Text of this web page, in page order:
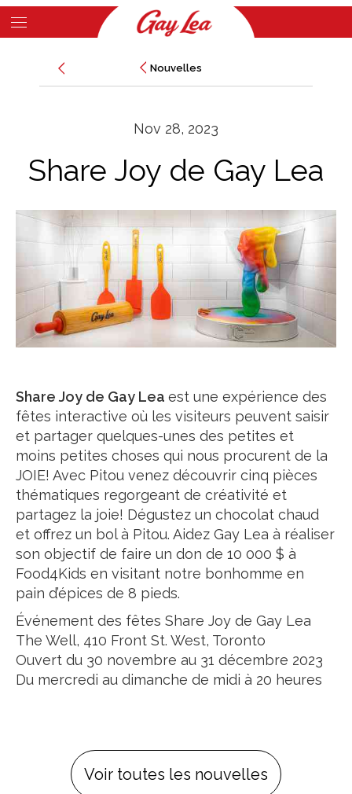
Skip
to
Nouvelles
Nouvelles
Nov 28, 2023
Share Joy de Gay Lea
Share Joy de Gay Lea est une expérience des
fêtes interactive où les visiteurs peuvent saisir
et partager quelques-unes des petites et
moins petites choses qui nous procurent de la
JOIE! Avec Pitou venez découvrir cinq pièces
thématiques regorgeant de créativité et
partagez la joie! Dégustez un chocolat chaud
et offrez un bol à Pitou. Aidez Gay Lea à réaliser
son objectif de faire un don de 10 000 $ à
Food4Kids en visitant notre bonhomme en
pain d’épices de 8 pieds.
Événement des fêtes Share Joy de Gay Lea
The Well, 410 Front St. West, Toronto
Ouvert du 30 novembre au 31 décembre 2023
Du mercredi au dimanche de midi à 20 heures
Voir toutes les nouvelles